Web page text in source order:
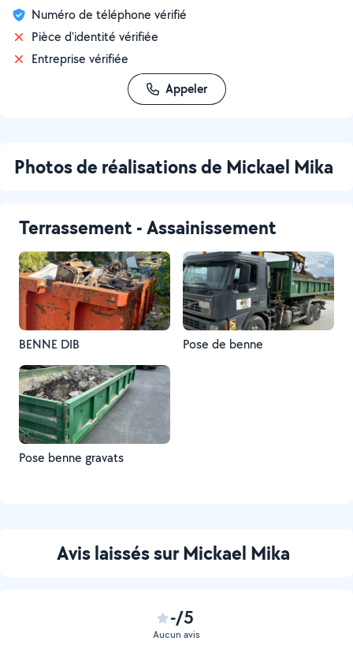
Numéro de téléphone vérifié
Pièce d'identité vérifiée
Entreprise vérifiée
Appeler
Photos de réalisations de Mickael Mika
Terrassement - Assainissement
BENNE DIB Pose de benne
Pose benne gravats
Avis laissés sur Mickael Mika
-/5
Aucun avis